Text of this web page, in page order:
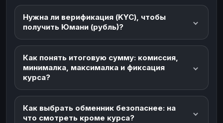
Нужна ли верификация (KYC), чтобы
получить Юмани (рубль)?
Как понять итоговую сумму: комиссия,
минималка, максималка и фиксация
курса?
Как выбрать обменник безопаснее: на
что смотреть кроме курса?